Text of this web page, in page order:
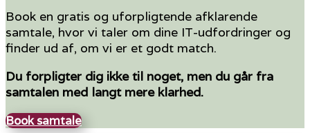
Book en gratis og uforpligtende afklarende
samtale, hvor vi taler om dine IT-udfordringer og
finder ud af, om vi er et godt match.
Du forpligter dig ikke til noget, men du går fra
samtalen med langt mere klarhed.
Book samtale